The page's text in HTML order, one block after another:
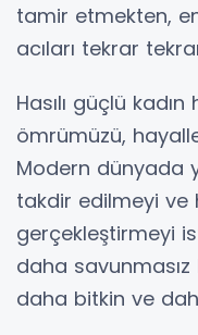
tamir etmekten,
acıları tekrar
Hasılı güçlü
ömrümüzü,
Modern dünyada
takdir edilmeyi ve
gerçekleştirmeyi
daha savunmasız
daha bitkin ve